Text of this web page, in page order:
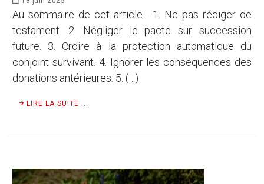
Au sommaire de cet article... 1. Ne pas rédiger de
testament. 2. Négliger le pacte sur succession
future. 3. Croire à la protection automatique du
conjoint survivant. 4. Ignorer les conséquences des
donations antérieures. 5. (…)
LIRE LA SUITE ...